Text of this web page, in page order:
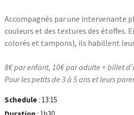
Accompagnés par une intervenante
couleurs et des textures des étoffes.
colorés et tampons), ils habillent
8€ par enfant, 10€ par adulte + billet
Pour les petits de 3 à 5 ans et leurs
Schedule : 13:15